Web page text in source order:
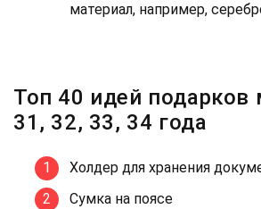
материал, например,
Топ 40 идей подарков
31, 32, 33, 34 года
Холдер для хранения
Сумка на поясе